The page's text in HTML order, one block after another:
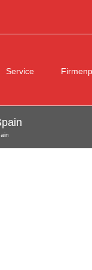
Service